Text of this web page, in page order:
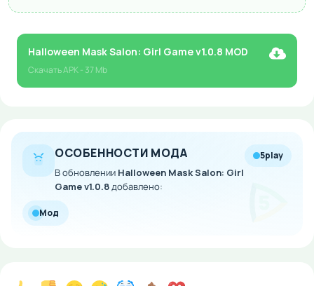
Halloween Mask Salon: Girl Game v1.0.8 MOD
СкачатьAPK- 37 Mb
ОСОБЕННОСТИ МОДА
В обновлении Halloween Mask Salon: Girl
Game v1.0.8добавлено:
5play
Мод